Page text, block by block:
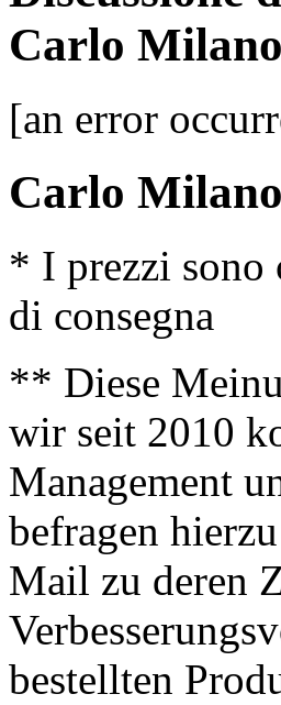
Carlo
[an error
Carlo Milano
* I prezzi sono
di consegna
** Diese
wir seit 2010
Management
befragen
Mail zu deren
bestellten